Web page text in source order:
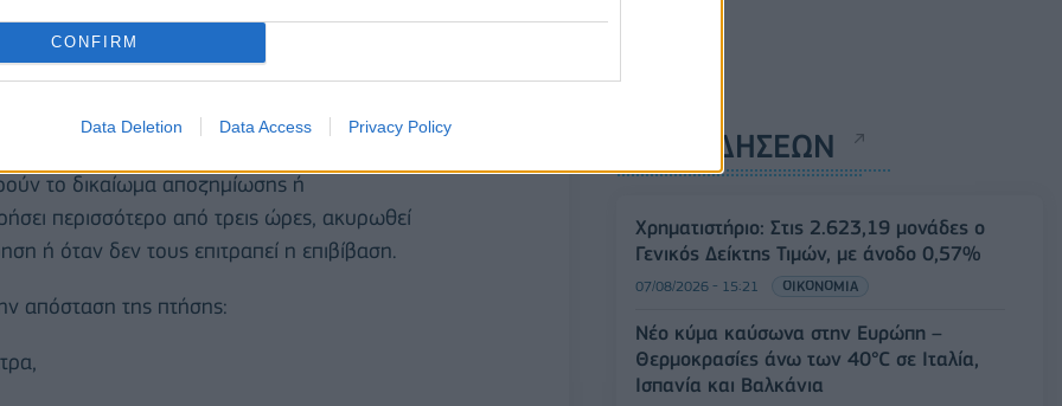
CONFIRM
Data Deletion Data Access Privacy Policy
και ακυρώσεις
το δικαίωμα αποζημίωσης ή
περισσότερο από τρεις ώρες, ακυρωθεί
ή όταν δεν τους επιτραπεί η επιβίβαση.
απόσταση της πτήσης:
ΡΟΗ ΕΙΔΗΣΕΩΝ
Χρηματιστήριο: Στις 2.623,19 μονάδες ο
Γενικός Δείκτης Τιμών, με άνοδο 0,57%
07/08/2026 - 15:21 ΟΙΚΟΝΟΜΙΑ
Νέο κύμα καύσωνα στην Ευρώπη –
Θερμοκρασίες άνω των 40°C σε Ιταλία,
Ισπανία και Βαλκάνια